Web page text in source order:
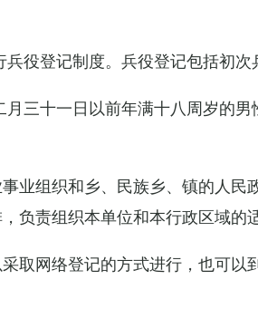
役登记制度。兵役登记包括初次
三十一日以前年满十八周岁的
业组织和乡、民族乡、镇的人
负责组织本单位和本行政区域的
取网络登记的方式进行，也可